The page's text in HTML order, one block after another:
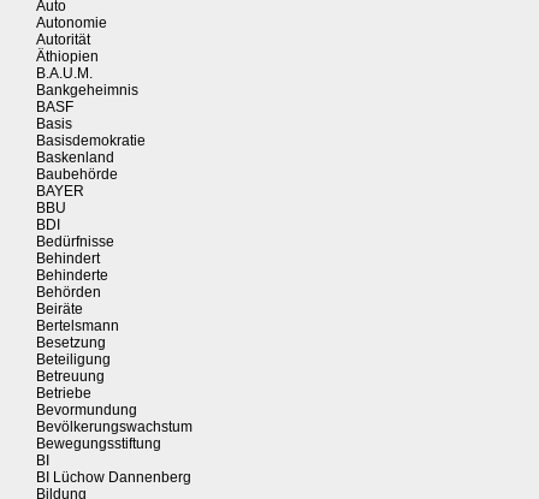
Auto
Autonomie
Autorität
Äthiopien
B.A.U.M.
Bankgeheimnis
BASF
Basis
Basisdemokratie
Baskenland
Baubehörde
BAYER
BBU
BDI
Bedürfnisse
Behindert
Behinderte
Behörden
Beiräte
Bertelsmann
Besetzung
Beteiligung
Betreuung
Betriebe
Bevormundung
Bevölkerungswachstum
Bewegungsstiftung
BI
BI Lüchow Dannenberg
Bildung